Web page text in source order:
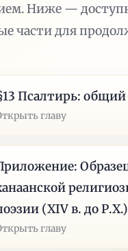
Ниже —
части для
Псалтирь: общий
главу
(XIV в. до Р.Х.)
главу